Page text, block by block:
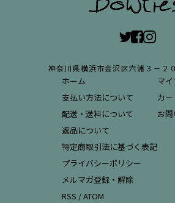
神奈川県横浜市金沢区六浦３－２
ホーム
支払い方法について
配送・送料について
返品について
特定商取引法に基づく表記
プライバシーポリシー
メルマガ登録・解除
RSS /ATOM
マ
カ
お